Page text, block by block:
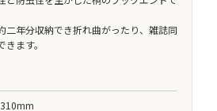
二年分収納でき折れ曲がったり、雑誌同
ます。